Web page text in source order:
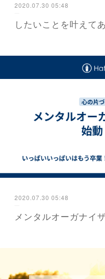
2020.07.30 05:48
2020.07.30 05:48